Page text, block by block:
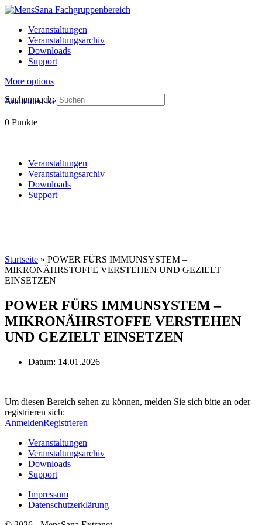
Veranstaltungen
Veranstaltungsarchiv
Downloads
Support
More options
Anmelden Registrieren
0 Punkte
Suchen nach:
Veranstaltungen
Veranstaltungsarchiv
Downloads
Support
Startseite » POWER FÜRS IMMUNSYSTEM –
MIKRONÄHRSTOFFE VERSTEHEN UND GEZIELT
EINSETZEN
POWER FÜRS IMMUNSYSTEM –
MIKRONÄHRSTOFFE VERSTEHEN
UND GEZIELT EINSETZEN
Datum: 14.01.2026
Um diesen Bereich sehen zu können, melden Sie sich bitte an oder
registrieren sich:
AnmeldenRegistrieren
Veranstaltungen
Veranstaltungsarchiv
Downloads
Support
Impressum
Datenschutzerklärung